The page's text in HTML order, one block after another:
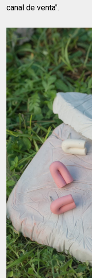
canal de venta".